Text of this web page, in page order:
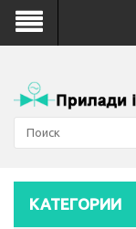
КАТЕГОРИИ